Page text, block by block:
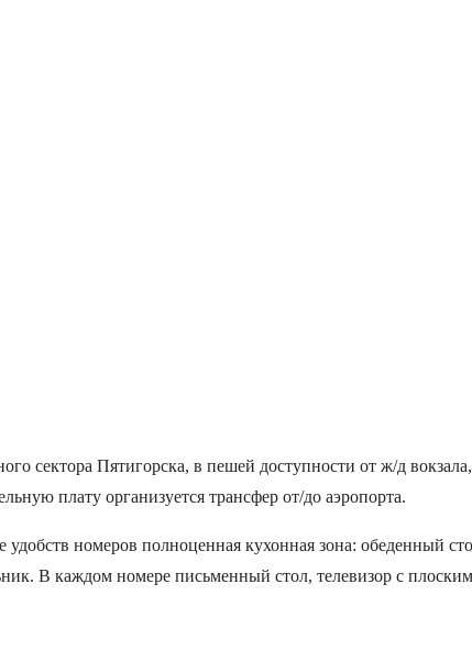
сектора Пятигорска, в пешей доступности от ж/д
плату организуется трансфер от/до аэропорта.
номеров полноценная кухонная зона: обеденный
В каждом номере письменный стол, телевизор с